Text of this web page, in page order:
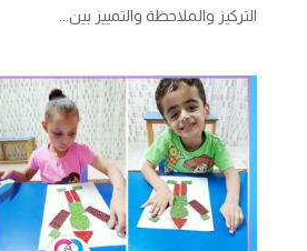
التركيز والملاحظة والتمييز بين...